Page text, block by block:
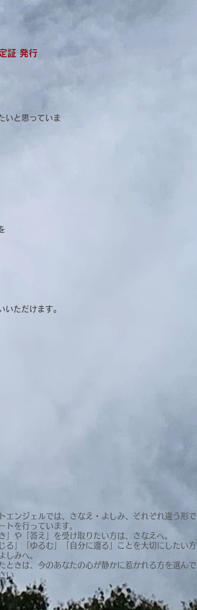
証 発行
いと思っていま
いただけます。
エンジェルでは、さなえ・よしみ、それぞれ違う形で
トを行っています。
き」や「答え」を受け取りたい方は、さなえへ。
じる」「ゆるむ」「自分に還る」ことを大切にしたい方
しみへ。
ときは、今のあなたの心が静かに惹かれる方を選んで
い